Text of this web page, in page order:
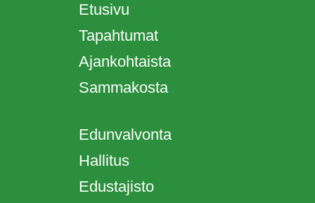
Etusivu
Tapahtumat
Ajankohtaista
Sammakosta
Edunvalvonta
Hallitus
Edustajisto